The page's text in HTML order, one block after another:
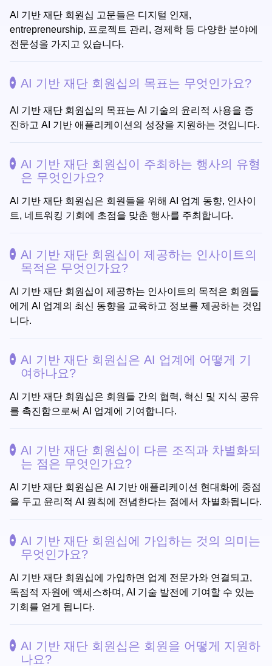
AI 기반 재단 회원십 고문들은 디지털 인재,
entrepreneurship, 프로젝트 관리, 경제학 등 다양한 분야에
전문성을 가지고 있습니다.
AI 기반 재단 회원십의 목표는 무엇인가요?
AI 기반 재단 회원십의 목표는 AI 기술의 윤리적 사용을 증
진하고 AI 기반 애플리케이션의 성장을 지원하는 것입니다.
AI 기반 재단 회원십이 주최하는 행사의 유형
은 무엇인가요?
AI 기반 재단 회원십은 회원들을 위해 AI 업계 동향, 인사이
트, 네트워킹 기회에 초점을 맞춘 행사를 주최합니다.
AI 기반 재단 회원십이 제공하는 인사이트의
목적은 무엇인가요?
AI 기반 재단 회원십이 제공하는 인사이트의 목적은 회원들
에게 AI 업계의 최신 동향을 교육하고 정보를 제공하는 것입
니다.
AI 기반 재단 회원십은 AI 업계에 어떻게 기
여하나요?
AI 기반 재단 회원십은 회원들 간의 협력, 혁신 및 지식 공유
를 촉진함으로써 AI 업계에 기여합니다.
AI 기반 재단 회원십이 다른 조직과 차별화되
는 점은 무엇인가요?
AI 기반 재단 회원십은 AI 기반 애플리케이션 현대화에 중점
을 두고 윤리적 AI 원칙에 전념한다는 점에서 차별화됩니다.
AI 기반 재단 회원십에 가입하는 것의 의미는
무엇인가요?
AI 기반 재단 회원십에 가입하면 업계 전문가와 연결되고,
독점적 자원에 액세스하며, AI 기술 발전에 기여할 수 있는
기회를 얻게 됩니다.
AI 기반 재단 회원십은 회원을 어떻게 지원하
나요?